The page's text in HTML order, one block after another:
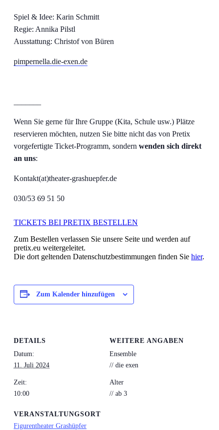
Spiel & Idee: Karin Schmitt
Regie: Annika Pilstl
Ausstattung: Christof von Büren
pimpernella.die-exen.de
Wenn Sie gerne für Ihre Gruppe (Kita, Schule usw.) Plätze
reservieren möchten, nutzen Sie bitte nicht das von Pretix
vorgefertigte Ticket-Programm, sondern wenden sich direkt
an uns:
Kontakt(at)theater-grashuepfer.de
030/53 69 51 50
TICKETS BEI PRETIX BESTELLEN
Zum Bestellen verlassen Sie unsere Seite und werden auf
pretix.eu weitergeleitet.
Die dort geltenden Datenschutzbestimmungen finden Sie hier.
Zum Kalender hinzufügen
DETAILS
Datum:
11. Juli 2024
Zeit:
10:00
VERANSTALTUNGSORT
Figurentheater Grashüpfer
WEITERE ANGABEN
Ensemble
// die exen
Alter
// ab 3